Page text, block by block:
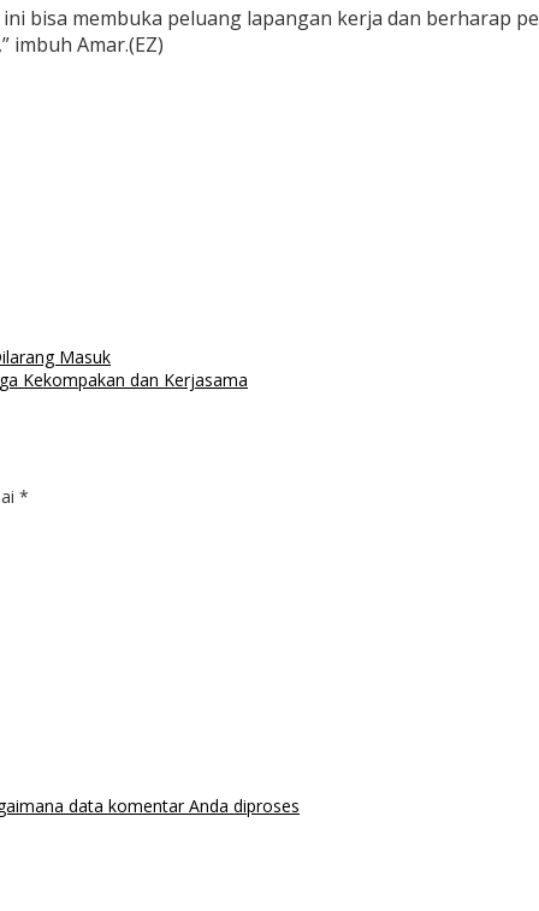
bisa membuka peluang lapangan kerja dan berharap
imbuh Amar.(EZ)
Masuk
Kekompakan dan Kerjasama
*
data komentar Anda diproses